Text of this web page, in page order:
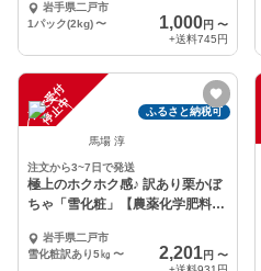
岩手県二戸市
1パック(2kg)〜 1,000円 〜
+送料745円
注
文
受
付
停
止
中 ふるさと納税可
馬場 淳
注文から3~7日で発送
極上のホクホク感♪ 訳あり栗かぼ
ちゃ「雪化粧」【農薬化学肥料不
岩手県二戸市
雪化粧訳あり5㎏ 〜 2,201円 〜